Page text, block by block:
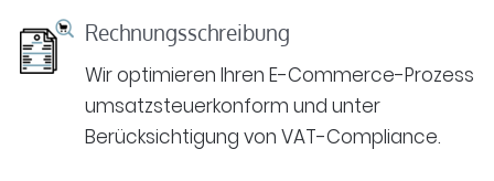
Rechnungsschreibung
Wir optimieren Ihren E-Commerce-Prozess
umsatzsteuerkonform und unter
Berücksichtigung von VAT-Compliance.